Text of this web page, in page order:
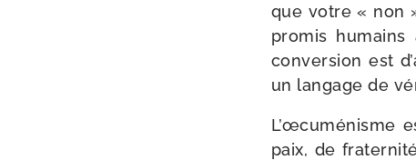
que votre « non
pro­mis
conver­sion est
un lan­gage de
L’œcuménisme
paix, de